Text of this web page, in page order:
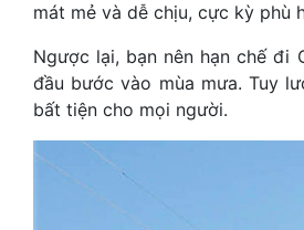
mát mẻ và dễ chịu, cực kỳ phù
Ngược lại, bạn nên hạn chế đi
đầu bước vào mùa mưa. Tuy
bất tiện cho mọi người.